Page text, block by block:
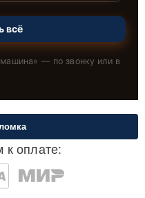
всё
» — по звонку или в
оплате: